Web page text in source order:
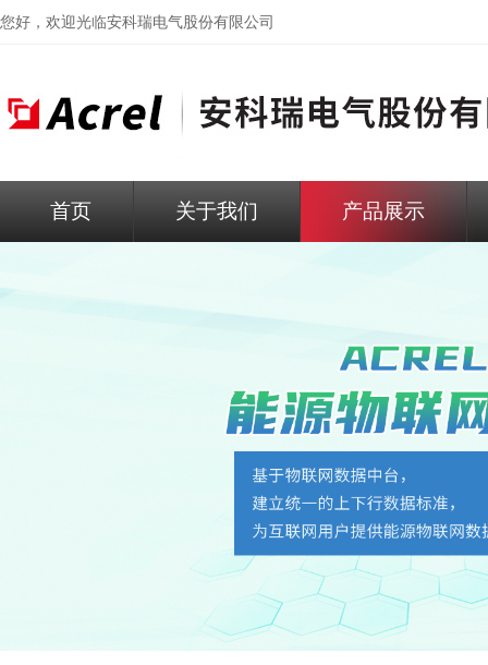
您好，欢迎光临安科瑞电气股份有限公司
首页 关于我们 产品展示